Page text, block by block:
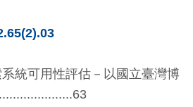
統可用性評估－以國立臺灣博